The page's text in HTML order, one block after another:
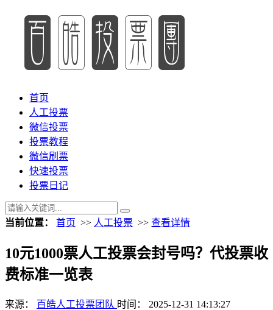
首页
人工投票
微信投票
投票教程
微信刷票
快速投票
投票日记
当前位置： 首页 >> 人工投票 >> 查看详情
10元1000票人工投票会封号吗？代投票收
费标准一览表
来源： 百皓人工投票团队 时间： 2025-12-31 14:13:27